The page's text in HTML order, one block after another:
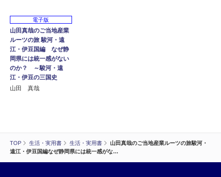
TOP 生活・実用書 生活・実用書
山田真哉のご当地産業ルーツの旅駿河・
遠江・伊豆国編なぜ静岡県には統一感がな…
電子版
山田真哉のご当地産業
ルーツの旅 駿河・遠
江・伊豆国編 なぜ静
岡県には統一感がない
のか？ ～駿河・遠
江・伊豆の三国史
山田 真哉